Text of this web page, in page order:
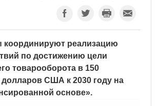
координируют реализацию
по достижению цели
товарооборота в 150
США к 2030 году на
основе».